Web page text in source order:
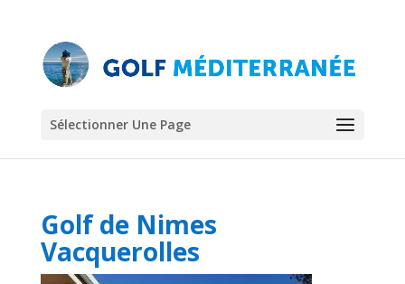
Sélectionner Une Page
Golf de Nimes
Vacquerolles